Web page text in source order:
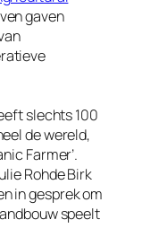
gaven
slechts 100
de wereld,
Farmer’.
Rohde Birk
in gesprek om
speelt